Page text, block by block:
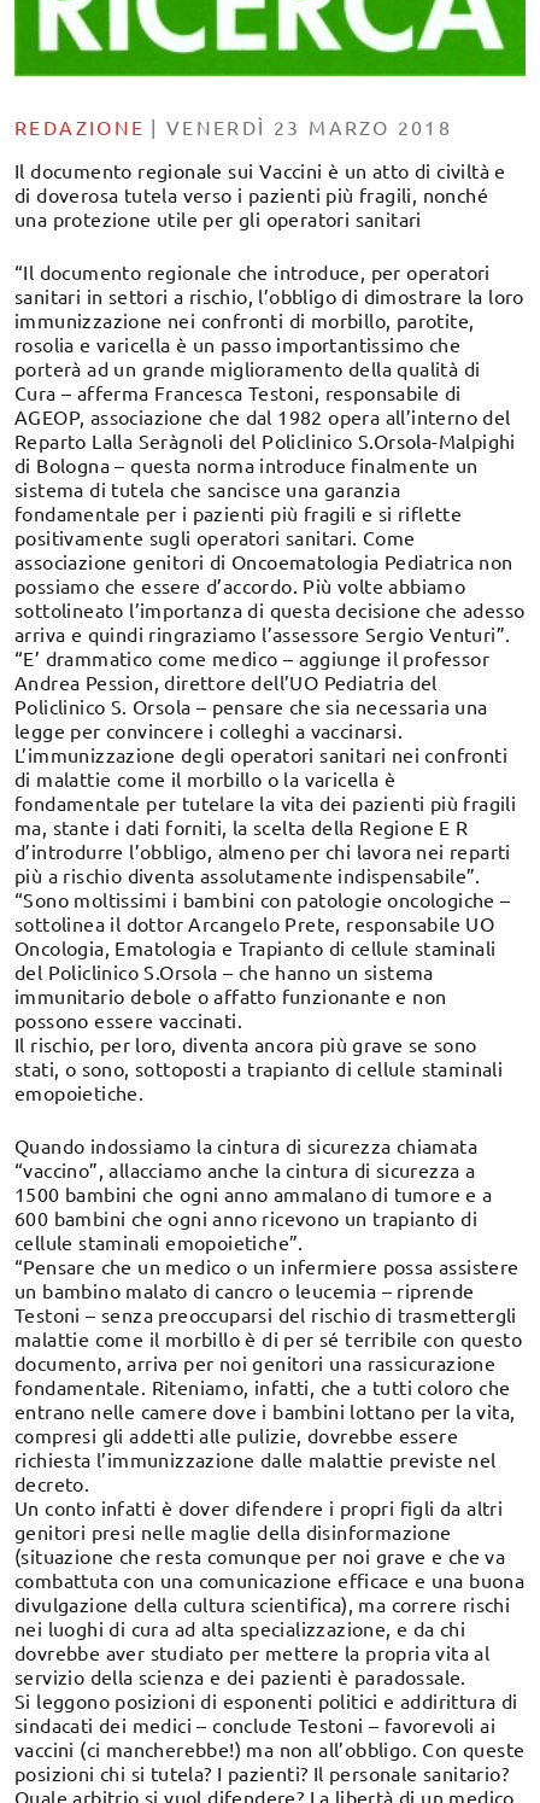
REDAZIONE | VENERDÌ 23 MARZO 2018
Il documento regionale sui Vaccini è un atto di civiltà e
di doverosa tutela verso i pazienti più fragili, nonché
una protezione utile per gli operatori sanitari
“Il documento regionale che introduce, per operatori
sanitari in settori a rischio, l’obbligo di dimostrare la loro
immunizzazione nei confronti di morbillo, parotite,
rosolia e varicella è un passo importantissimo che
porterà ad un grande miglioramento della qualità di
Cura – afferma Francesca Testoni, responsabile di
AGEOP, associazione che dal 1982 opera all’interno del
Reparto Lalla Seràgnoli del Policlinico S.Orsola-Malpighi
di Bologna – questa norma introduce finalmente un
sistema di tutela che sancisce una garanzia
fondamentale per i pazienti più fragili e si riflette
positivamente sugli operatori sanitari. Come
associazione genitori di Oncoematologia Pediatrica non
possiamo che essere d’accordo. Più volte abbiamo
sottolineato l’importanza di questa decisione che adesso
arriva e quindi ringraziamo l’assessore Sergio Venturi”.
“E’ drammatico come medico – aggiunge il professor
Andrea Pession, direttore dell’UO Pediatria del
Policlinico S. Orsola – pensare che sia necessaria una
legge per convincere i colleghi a vaccinarsi.
L’immunizzazione degli operatori sanitari nei confronti
di malattie come il morbillo o la varicella è
fondamentale per tutelare la vita dei pazienti più fragili
ma, stante i dati forniti, la scelta della Regione E R
d’introdurre l’obbligo, almeno per chi lavora nei reparti
più a rischio diventa assolutamente indispensabile”.
“Sono moltissimi i bambini con patologie oncologiche –
sottolinea il dottor Arcangelo Prete, responsabile UO
Oncologia, Ematologia e Trapianto di cellule staminali
del Policlinico S.Orsola – che hanno un sistema
immunitario debole o affatto funzionante e non
possono essere vaccinati.
Il rischio, per loro, diventa ancora più grave se sono
stati, o sono, sottoposti a trapianto di cellule staminali
emopoietiche.
Quando indossiamo la cintura di sicurezza chiamata
“vaccino”, allacciamo anche la cintura di sicurezza a
1500 bambini che ogni anno ammalano di tumore e a
600 bambini che ogni anno ricevono un trapianto di
cellule staminali emopoietiche”.
“Pensare che un medico o un infermiere possa assistere
un bambino malato di cancro o leucemia – riprende
Testoni – senza preoccuparsi del rischio di trasmettergli
malattie come il morbillo è di per sé terribile con questo
documento, arriva per noi genitori una rassicurazione
fondamentale. Riteniamo, infatti, che a tutti coloro che
entrano nelle camere dove i bambini lottano per la vita,
compresi gli addetti alle pulizie, dovrebbe essere
richiesta l’immunizzazione dalle malattie previste nel
decreto.
Un conto infatti è dover difendere i propri figli da altri
genitori presi nelle maglie della disinformazione
(situazione che resta comunque per noi grave e che va
combattuta con una comunicazione efficace e una buona
divulgazione della cultura scientifica), ma correre rischi
nei luoghi di cura ad alta specializzazione, e da chi
dovrebbe aver studiato per mettere la propria vita al
servizio della scienza e dei pazienti è paradossale.
Si leggono posizioni di esponenti politici e addirittura di
sindacati dei medici – conclude Testoni – favorevoli ai
vaccini (ci mancherebbe!) ma non all’obbligo. Con queste
posizioni chi si tutela? I pazienti? Il personale sanitario?
Quale arbitrio si vuol difendere? La libertà di un medico,